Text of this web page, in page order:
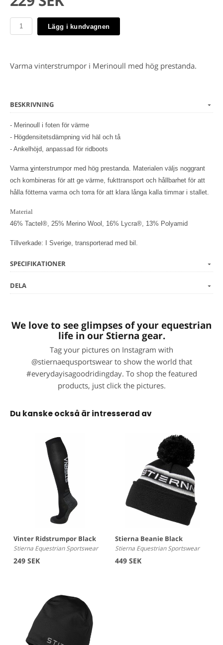
Lägg i kundvagnen
Varma vinterstrumpor i Merinoull med hög prestanda.
BESKRIVNING
- Merinoull i foten för värme
- Högdensitetsdämpning vid häl och tå
- Ankelhöjd, anpassad för ridboots
Varma vinterstrumpor med hög prestanda. Materialen väljs noggrant
och kombineras för att ge värme, fukttransport och hållbarhet för att
hålla fötterna varma och torra för att klara långa kalla timmar i stallet.
Material
46% Tactel®, 25% Merino Wool, 16% Lycra®, 13% Polyamid
Tillverkade: I Sverige, transporterad med bil.
SPECIFIKATIONER
DELA
We love to see glimpses of your equestrian
life in our Stierna gear.
Tag your pictures on Instagram with
@stiernaequsportswear to show the world that
#everydayisagoodridingday. To shop the featured
products, just click the pictures.
Du kanske också är intresserad av
Vinter Ridstrumpor Black
Stierna Equestrian Sportswear
249 SEK
Stierna Beanie Black
Stierna Equestrian Sportswear
449 SEK